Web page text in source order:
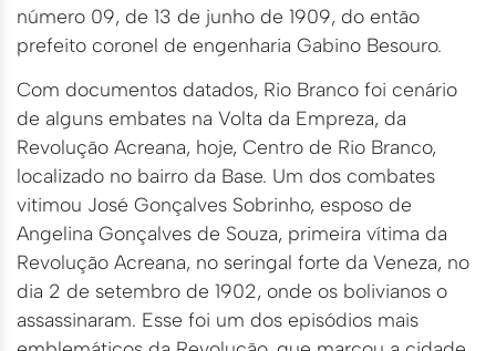
número 09, de 13 de junho de 1909, do então
prefeito coronel de engenharia Gabino Besouro.
Com documentos datados, Rio Branco foi cenário
de alguns embates na Volta da Empreza, da
Revolução Acreana, hoje, Centro de Rio Branco,
localizado no bairro da Base. Um dos combates
vitimou José Gonçalves Sobrinho, esposo de
Angelina Gonçalves de Souza, primeira vítima da
Revolução Acreana, no seringal forte da Veneza, no
dia 2 de setembro de 1902, onde os bolivianos o
assassinaram. Esse foi um dos episódios mais